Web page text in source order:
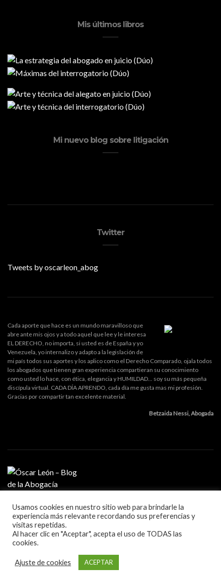
Mis últimos libros
Mi nuevo blog sobre litigación
Twitter
Tweets by oscarleon_abog
Cada aporte que hace es un mundo maravilloso que
abre ante mis ojos y a todo aquel que lee y le interesa
EL DERECHO, no importa, si usted es de España y yo
Venezuela, yo internalizo y adapto a la legislación de
mi país todos sus aportes y los aplico como el Derecho Comparado, ojala todos
los abogados que tienen gran experiencia compartieran su conocimiento
como usted lo hace, con ética, elegancia y HUMILDAD... soy su más pequeña
discípula virtual. CADA DÍA APRENDO, cada día me gusta mas mi profesión.
Gracias por compartir tan excelente material.
Betzaida Nessi, Abogada
MI PROFESIÓN
GESTIÓN DE DESPACHO
LITIGACIÓN Y ORATORIA
MARKETING Y TECNOLOGÍA
Blog sobre la práctica de la abogacía
Usamos cookies en nuestro sitio web para brindarle la
experiencia más relevante recordando sus preferencias y
visitas repetidas.
Al hacer clic en "Aceptar", acepta el uso de TODAS las
cookies.
Ajuste de cookies ACEPTAR